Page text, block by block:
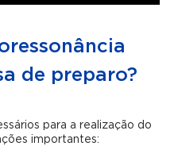
de preparo?
para a realização do
importantes: